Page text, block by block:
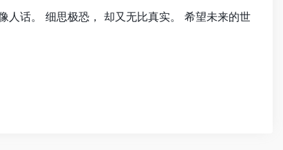
人话。 细思极恐， 却又无比真实。 希望未来的世